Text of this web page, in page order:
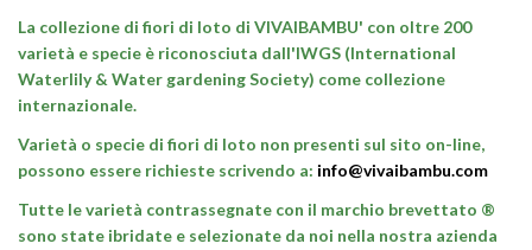
La collezione di fiori di loto di VIVAIBAMBU' con oltre 200
varietà e specie è riconosciuta dall'IWGS (International
Waterlily & Water gardening Society) come collezione
internazionale.
Varietà o specie di fiori di loto non presenti sul sito on-line,
possono essere richieste scrivendo a: info@vivaibambu.com
Tutte le varietà contrassegnate con il marchio brevettato ®
sono state ibridate e selezionate da noi nella nostra azienda